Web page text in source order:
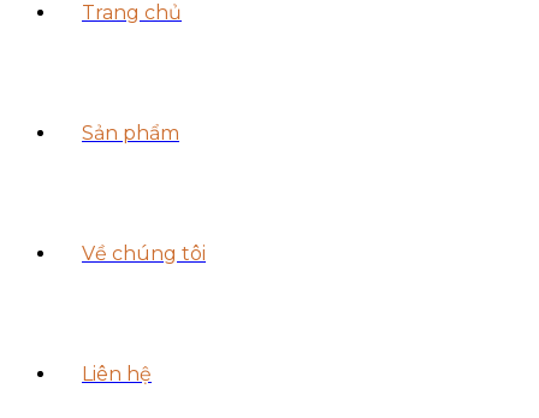
Trang chủ
Sản phẩm
Về chúng tôi
Liên hệ